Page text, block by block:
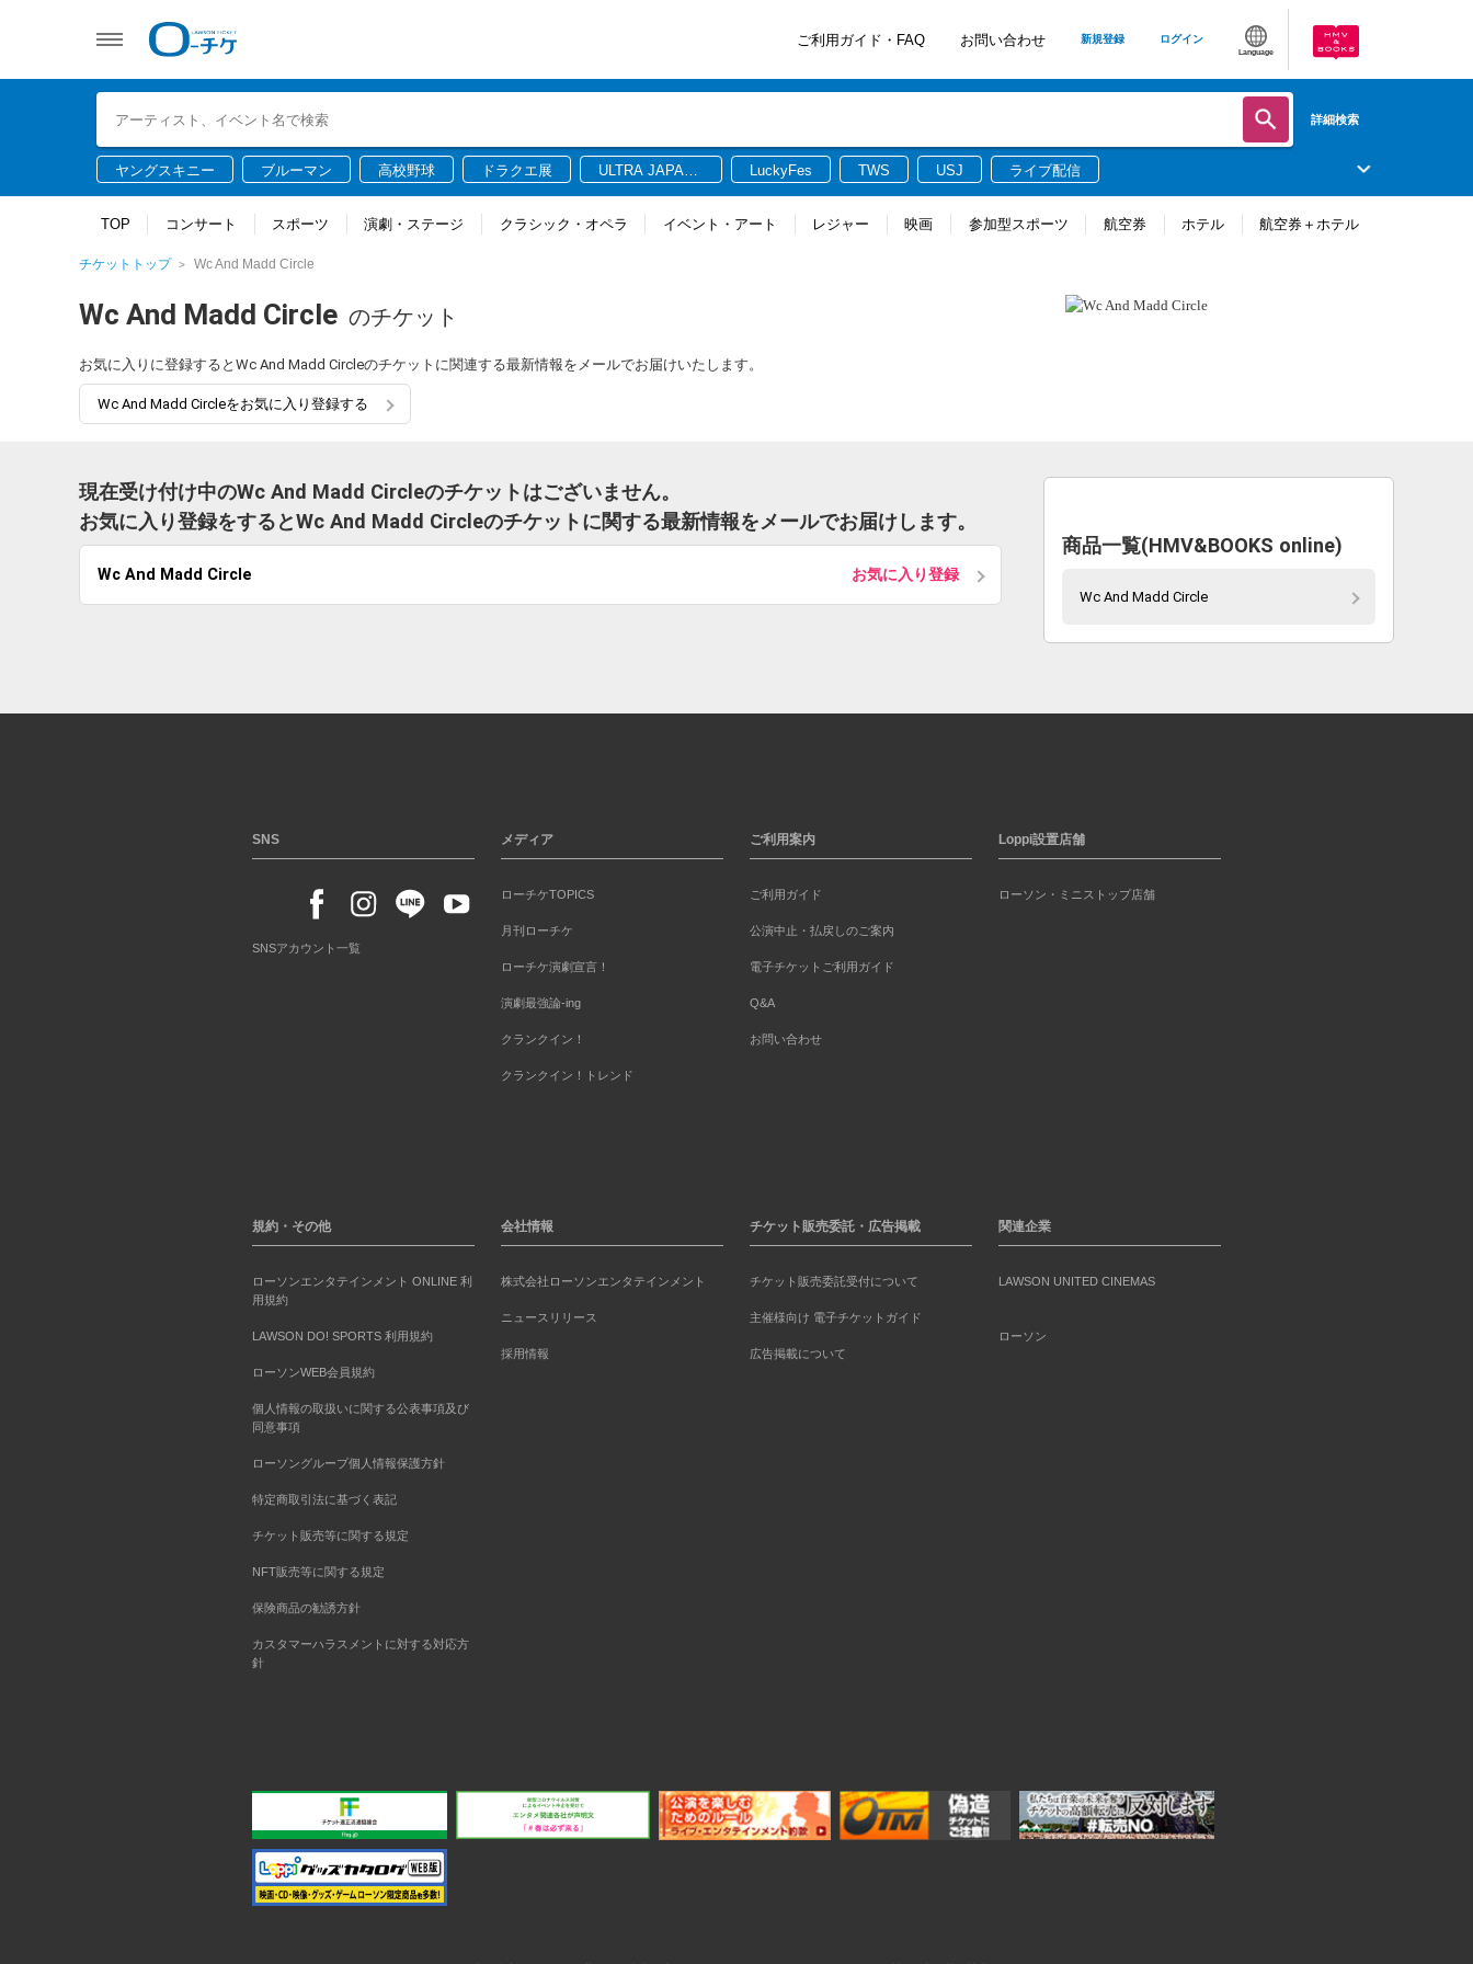
ご利用ガイド・FAQ お問い合わせ 新規登録 ログイン
Language
詳細検索
ヤングスキニー ブルーマン 高校野球 ドラクエ展
ULTRA JAPAN
LuckyFes TWS USJ ライブ配信
TOP コンサート スポーツ 演劇・ステージ クラシック・オペラ イベント・アート レジャー 映画 参加型スポーツ 航空券 ホテル 航空券＋ホテル
チケットトップ Wc And Madd Circle
Wc And Madd Circle のチケット
お気に入りに登録するとWc And Madd Circleのチケットに関連する最新情報をメールでお届けいたします。
Wc And Madd Circleをお気に入り登録する
現在受け付け中のWc And Madd Circleのチケットはございません。
お気に入り登録をするとWc And Madd Circleのチケットに関する最新情報をメールでお届けします。
Wc And Madd Circle お気に入り登録
商品一覧(HMV&BOOKS online)
Wc And Madd Circle
SNS
SNSアカウント一覧
メディア
ローチケTOPICS
月刊ローチケ
ローチケ演劇宣言！
演劇最強論-ing
クランクイン！
クランクイン！トレンド
ご利用案内
ご利用ガイド
公演中止・払戻しのご案内
電子チケットご利用ガイド
Q&A
お問い合わせ
Loppi設置店舗
ローソン・ミニストップ店舗
規約・その他
ローソンエンタテインメント ONLINE 利
用規約
LAWSON DO! SPORTS 利用規約
ローソンWEB会員規約
個人情報の取扱いに関する公表事項及び
同意事項
ローソングループ個人情報保護方針
特定商取引法に基づく表記
チケット販売等に関する規定
NFT販売等に関する規定
保険商品の勧誘方針
カスタマーハラスメントに対する対応方
針
会社情報
株式会社ローソンエンタテインメント
ニュースリリース
採用情報
チケット販売委託・広告掲載
チケット販売委託受付について
主催様向け 電子チケットガイド
広告掲載について
関連企業
LAWSON UNITED CINEMAS
ローソン